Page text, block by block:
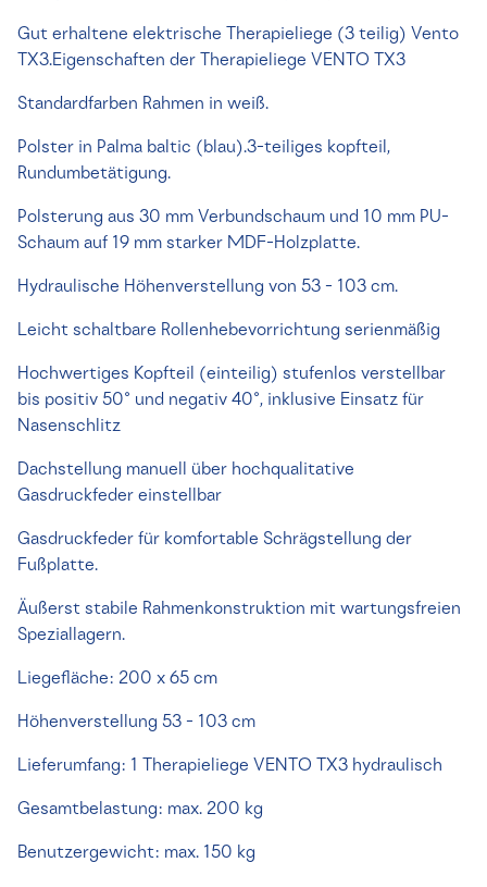
Gut erhaltene elektrische Therapieliege (3 teilig) Vento
TX3.Eigenschaften der Therapieliege VENTO TX3
Standardfarben Rahmen in weiß.
Polster in Palma baltic (blau).3-teiliges kopfteil,
Rundumbetätigung.
Polsterung aus 30 mm Verbundschaum und 10 mm PU-
Schaum auf 19 mm starker MDF-Holzplatte.
Hydraulische Höhenverstellung von 53 - 103 cm.
Leicht schaltbare Rollenhebevorrichtung serienmäßig
Hochwertiges Kopfteil (einteilig) stufenlos verstellbar
bis positiv 50° und negativ 40°, inklusive Einsatz für
Nasenschlitz
Dachstellung manuell über hochqualitative
Gasdruckfeder einstellbar
Gasdruckfeder für komfortable Schrägstellung der
Fußplatte.
Äußerst stabile Rahmenkonstruktion mit wartungsfreien
Speziallagern.
Liegefläche: 200 x 65 cm
Höhenverstellung 53 - 103 cm
Lieferumfang: 1 Therapieliege VENTO TX3 hydraulisch
Gesamtbelastung: max. 200 kg
Benutzergewicht: max. 150 kg